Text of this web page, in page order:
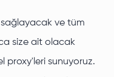
ve tüm
size ait olacak
proxy'leri sunuyoruz.